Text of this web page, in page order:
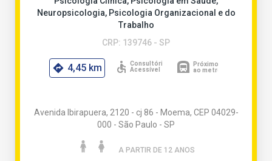
Neuropsicologia, Psicologia Organizacional e do
Trabalho
CRP: 139746 - SP
4,45 km
Avenida Ibirapuera, 2120 - cj 86 - Moema, CEP 04029-
000 - São Paulo - SP
A PARTIR DE 12 ANOS